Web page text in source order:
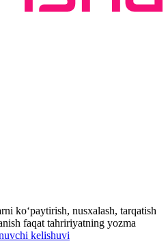
ko‘paytirish, nusxalash, tarqatish
faqat tahririyatning yozma
kelishuvi